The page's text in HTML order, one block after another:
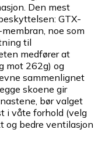
Den mest
GTX-
noe som
til
medfører at
mot 262g) og
sammenlignet
skoene gir
bør valget
i våte forhold (velg
og bedre ventilasjon